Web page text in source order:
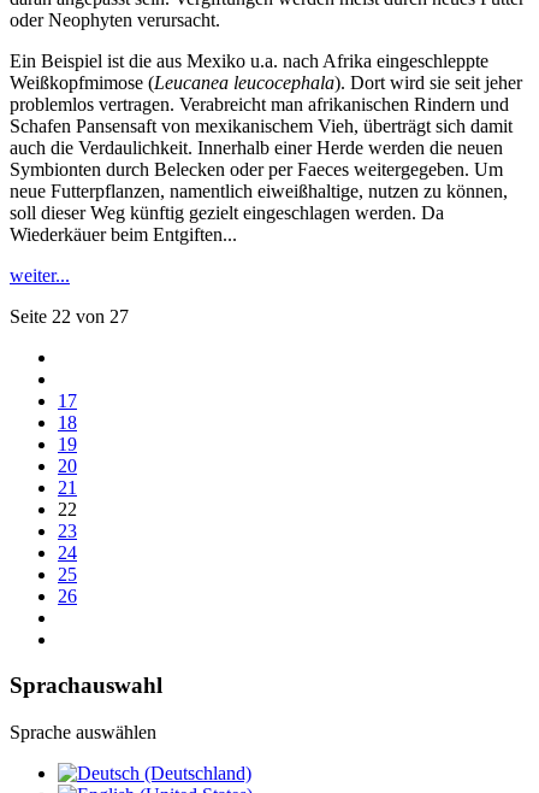
oder Neophyten verursacht.
Ein Beispiel ist die aus Mexiko u.a. nach Afrika eingeschleppte
Weißkopfmimose (Leucanea leucocephala). Dort wird sie seit jeher
problemlos vertragen. Verabreicht man afrikanischen Rindern und
Schafen Pansensaft von mexikanischem Vieh, überträgt sich damit
auch die Verdaulichkeit. Innerhalb einer Herde werden die neuen
Symbionten durch Belecken oder per Faeces weitergegeben. Um
neue Futterpflanzen, namentlich eiweißhaltige, nutzen zu können,
soll dieser Weg künftig gezielt eingeschlagen werden. Da
Wiederkäuer beim Entgiften...
weiter...
Seite 22 von 27
17
18
19
20
21
22
23
24
25
26
Sprachauswahl
Sprache auswählen